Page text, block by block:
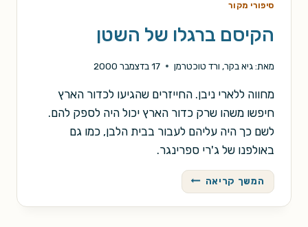
סיפורי מקור
הקיסם ברגלו של השטן
מאת:גיא בקר, ורד טוכטרמן 17 בדצמבר 2000
מחווה ללארי ניבן. החייזרים שהגיעו לכדור הארץ
חיפשו משהו שרק כדור הארץ יכול היה לספק להם.
לשם כך היה עליהם לעבור בבית הלבן, כמו גם
באולפנו של ג'רי ספרינגר.
המשך קריאה הקיסם
ברגלו
של